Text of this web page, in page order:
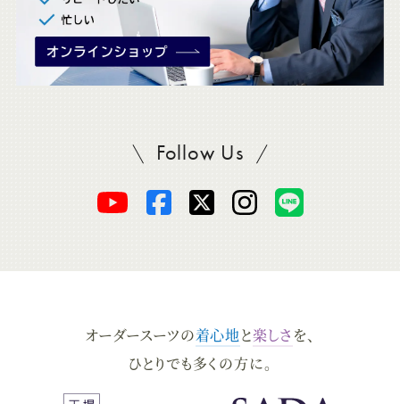
Follow UsSADAをフォロー
オ
ー
オ
ー
オ
ー
オ
ー
オーダースーツの着心地と楽しさ を、
ひとりでも多くの方に。